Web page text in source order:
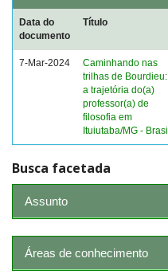
Data do
documento
Título
7-Mar-2024
Caminhando nas
trilhas de Bourdieu:
a trajetória do(a)
professor(a) de
filosofia em
Ituiutaba/MG - Brasil
Busca facetada
Assunto
Áreas de conhecimento